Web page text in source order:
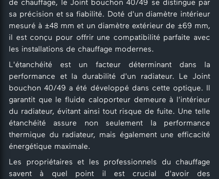
de chauffage, le Joint bouchon 40/49 se distingue par
sa précision et sa fiabilité. Doté d'un diamètre intérieur
mesuré à ±48 mm et un diamètre extérieur de ±69 mm,
il est conçu pour offrir une compatibilité parfaite avec
les installations de chauffage modernes.
L'étanchéité est un facteur déterminant dans la
performance et la durabilité d'un radiateur. Le Joint
bouchon 40/49 a été développé dans cette optique. Il
garantit que le fluide caloporteur demeure à l'intérieur
du radiateur, évitant ainsi tout risque de fuite. Une telle
étanchéité assure non seulement la performance
thermique du radiateur, mais également une efficacité
énergétique maximale.
Les propriétaires et les professionnels du chauffage
savent à quel point il est crucial d'avoir des